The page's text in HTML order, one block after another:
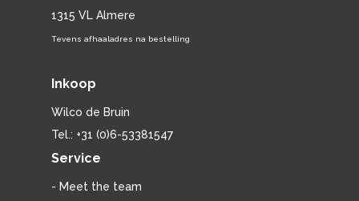
1315 VL Almere
Tevens afhaaladres na bestelling
Inkoop
Wilco de Bruin
Tel.: +31 (0)6-53381547
Service
- Meet the team